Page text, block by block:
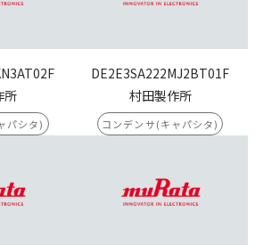
所
パシタ)
DE2E3SA222MJ2BT01F
村田製作所
コンデンサ(キャパシタ)